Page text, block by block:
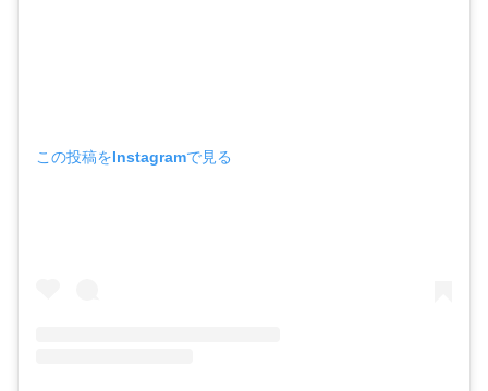
この投稿をInstagramで見る